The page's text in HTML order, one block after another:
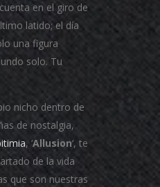
en el giro de
latido; el día
una figura
solo. Tu
nicho dentro de
de nostalgia,
, ‘Allusion‘, te
de la vida
que son nuestras